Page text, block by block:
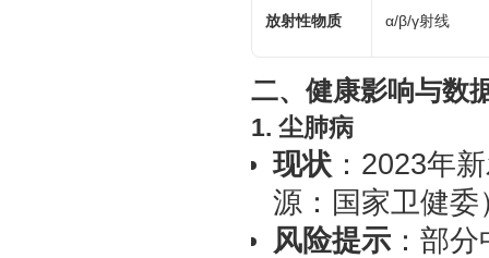
放射性物质 α/β/γ射线
二、健康影响与数
1. 尘肺病
现状 ：2023年
源：国家卫健委
风险提示 ：部